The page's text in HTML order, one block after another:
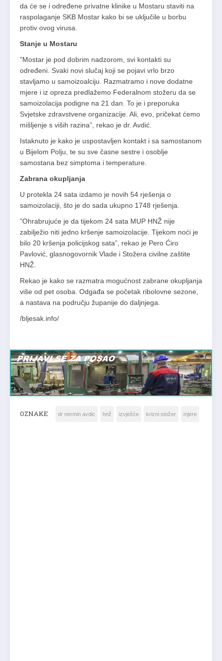
da će se i određene privatne klinike u Mostaru staviti na
raspolaganje SKB Mostar kako bi se uključile u borbu
protiv ovog virusa.
Stanje u Mostaru
”Mostar je pod dobrim nadzorom, svi kontakti su
određeni. Svaki novi slučaj koji se pojavi vrlo brzo
stavljamo u samoizoalciju. Razmatramo i nove dodatne
mjere i iz opreza predlažemo Federalnom stožeru da se
samoizolacija podigne na 21 dan. To je i preporuka
Svjetske zdravstvene organizacije. Ali, evo, pričekat ćemo
mišljenje s viših razina”, rekao je dr. Avdić.
Istaknuto je kako je uspostavljen kontakt i sa samostanom
u Bijelom Polju, te su sve časne sestre i osoblje
samostana bez simptoma i temperature.
Zabrana okupljanja
U protekla 24 sata izdamo je novih 54 rješenja o
samoizolaciji, što je do sada ukupno 1748 rješenja.
”Ohrabrujuće je da tijekom 24 sata MUP HNŽ nije
zabilježio niti jedno kršenje samoizolacije. Tijekom noći je
bilo 20 kršenja policijskog sata”, rekao je Pero Ćiro
Pavlović, glasnogovornik Vlade i Stožera civilne zaštite
HNŽ.
Rekao je kako se razmatra mogućnost zabrane okupljanja
više od pet osoba. Odgađa se početak ribolovne sezone,
a nastava na području županije do daljnjega.
/bljesak.info/
OZNAKE dr nermin avdic hnž izvješće krizni stožer mjere